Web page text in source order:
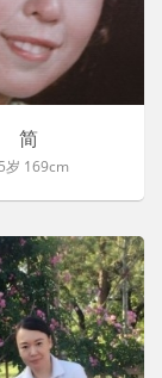
简
岁 169cm